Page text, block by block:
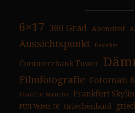
6×17 360 Grad Abendrot
Aussichtspunkt Besucher
Commerzbank Tower
Filmfotografie Fotoman
Frankfurt Mainufer Frankfurt
FUJI Velvia 50
Griechenland